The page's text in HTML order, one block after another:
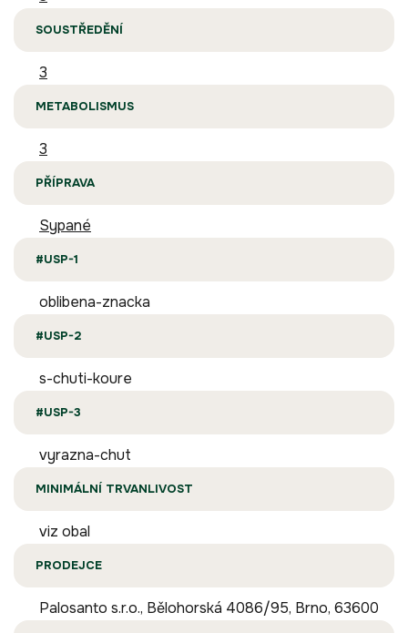
SOUSTŘEDĚNÍ
3
METABOLISMUS
3
PŘÍPRAVA
Sypané
#USP-1
oblibena-znacka
#USP-2
s-chuti-koure
#USP-3
vyrazna-chut
MINIMÁLNÍ TRVANLIVOST
viz obal
PRODEJCE
Palosanto s.r.o., Bělohorská 4086/95, Brno, 63600